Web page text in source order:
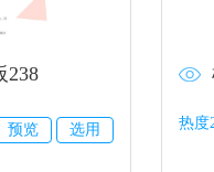
238
预览 选用 热度